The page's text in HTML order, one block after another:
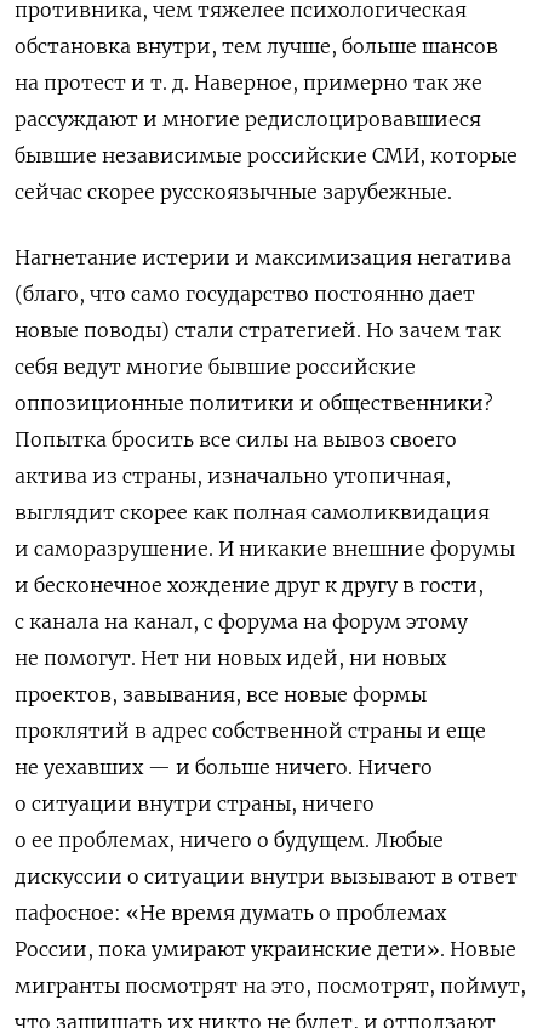
противника, чем тяжелее психологическая
обстановка внутри, тем лучше, больше шансов
на протест и т. д. Наверное, примерно так же
рассуждают и многие редислоцировавшиеся
бывшие независимые российские СМИ, которые
сейчас скорее русскоязычные зарубежные.
Нагнетание истерии и максимизация негатива
(благо, что само государство постоянно дает
новые поводы) стали стратегией. Но зачем так
себя ведут многие бывшие российские
оппозиционные политики и общественники?
Попытка бросить все силы на вывоз своего
актива из страны, изначально утопичная,
выглядит скорее как полная самоликвидация
и саморазрушение. И никакие внешние форумы
и бесконечное хождение друг к другу в гости,
с канала на канал, с форума на форум этому
не помогут. Нет ни новых идей, ни новых
проектов, завывания, все новые формы
проклятий в адрес собственной страны и еще
не уехавших — и больше ничего. Ничего
о ситуации внутри страны, ничего
о ее проблемах, ничего о будущем. Любые
дискуссии о ситуации внутри вызывают в ответ
пафосное: «Не время думать о проблемах
России, пока умирают украинские дети». Новые
мигранты посмотрят на это, посмотрят, поймут,
что защищать их никто не будет, и отползают